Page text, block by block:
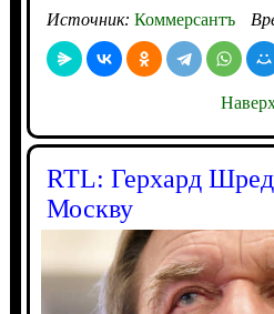
Источник: Коммерсантъ
RTL: Герхард
Москву